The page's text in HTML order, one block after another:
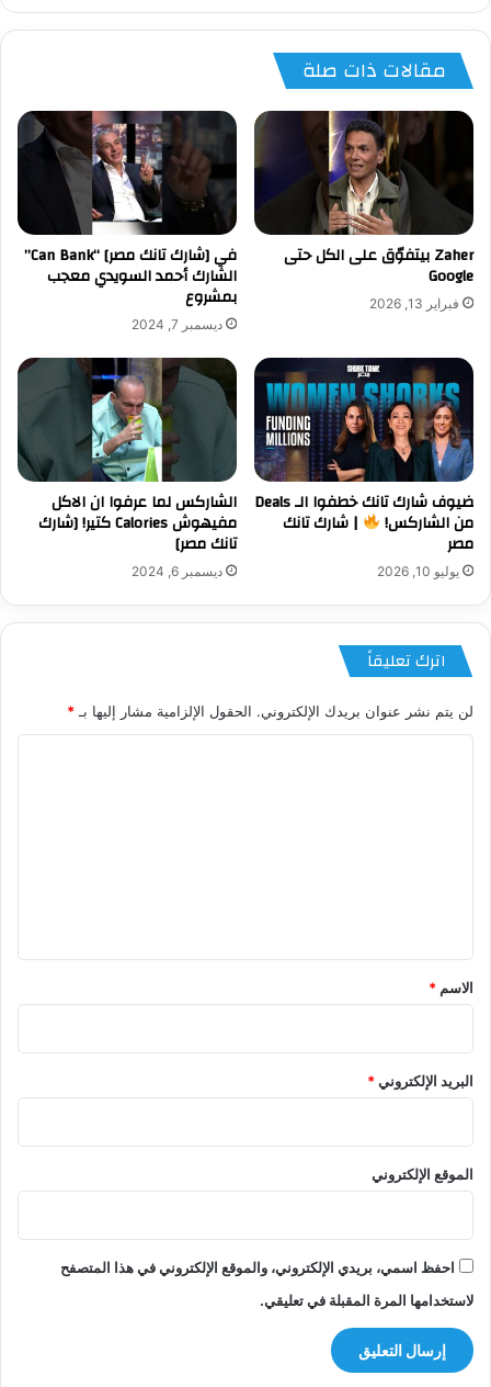
مقالات ذات صلة
Zaher بيتفوّق على الكل حتى
Google
فبراير 13, 2026
في [شارك تانك مصر] “Can Bank”
الشارك أحمد السويدي معجب
بمشروع
ديسمبر 7, 2024
ضيوف شارك تانك خطفوا الـ Deals
من الشاركس! | شارك تانك
مصر
يوليو 10, 2026
الشاركس لما عرفوا ان الاكل
مفيهوش Calories كتير! [شارك
تانك مصر]
ديسمبر 6, 2024
اترك تعليقاً
لن يتم نشر عنوان بريدك الإلكتروني. الحقول الإلزامية مشار إليها بـ *
*
الاسم *
البريد الإلكتروني*
الموقع الإلكتروني
احفظ اسمي، بريدي الإلكتروني، والموقع الإلكتروني في هذا المتصفح
لاستخدامها المرة المقبلة في تعليقي.